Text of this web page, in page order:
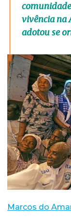
vivência na
adotou se
Marcos do